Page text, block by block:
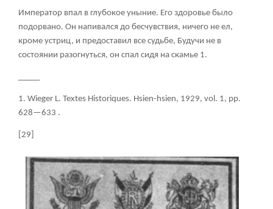
Император впал в глубокое уныние. Его здоровье было
подорвано. Он напивался до бесчувствия, ничего не ел,
кроме устриц, и предоставил все судьбе, Будучи не в
состоянии разогнуться, он спал сидя на скамье 1.
1. Wieger L. Textes Historiques. Hsien-hsien, 1929, vol. 1, pp.
628—633 .
[29]